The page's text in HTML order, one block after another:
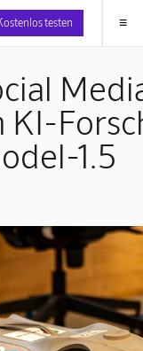
testen ≡
1.5